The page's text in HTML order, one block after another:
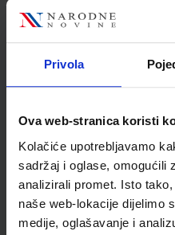
Privola
Ova web-stranica koristi
Kolačiće upotrebljavamo
sadržaj i oglase, omogućili
analizirali promet. Isto
naše web-lokacije dijelimo
medije, oglašavanje i
ŠIFRA OMOTA:
Udžbenik
matematike za treći razred
Autor(i): Gabriela Žokalj
Nakladnik:ALFA d.d.
SKU:567166
ŠIFRA OMOTA: